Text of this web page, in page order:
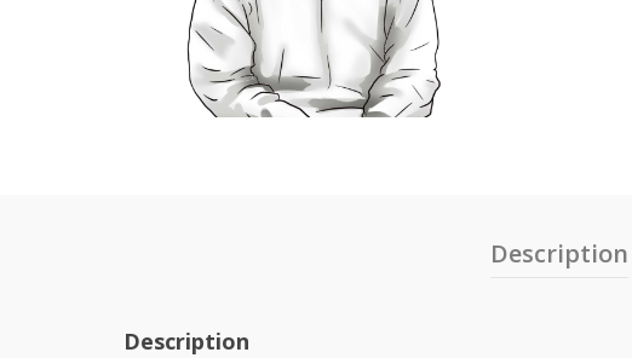
Description
Description